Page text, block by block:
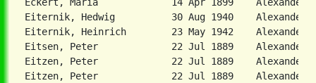
Eckert, Maria             14 Apr 1899
Eiternik, Hedwig          30 Aug 1940
Eiternik, Heinrich        23 May 1942
Eitsen, Peter             22 Jul 1889
Eitzen, Peter             22 Jul 1889
Eitzen, Peter             22 Jul 1889